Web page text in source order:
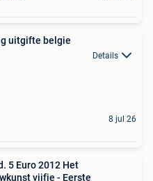
uitgifte belgie
Details
8 jul 26
5 Euro 2012 Het
vijfje - Eerste